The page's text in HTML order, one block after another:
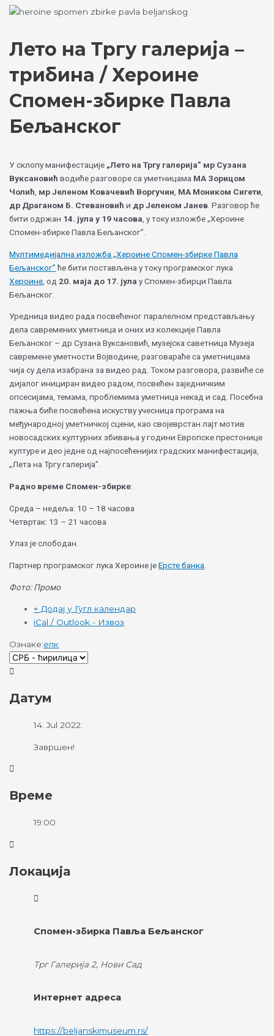
Skip
Лето на Тргу галерија –
трибина / Хероине
Спомен-збирке Павла
Бељанског
У склопу манифестације „Лето на Тргу галерија” мр Сузана
Вуксановић водиће разговоре са уметницама МА Зорицом
Чолић мр Јеленом Ковачевић Воргучин МА Моником Сигети
др Драганом Б. Стевановић и др Јеленом Јанев . Разговор ће
бити одржан 14. јула у 19 часова , у току изложбе „Хероине
Спомен-збирке Павла Бељанског”.
Мултимедијална изложба „Хероине Спомен-збирке Павла
Бељанског”ће бити постављена у току програмског лука
Хероине , од 20. маја до 17. јула у Спомен-збирци Павла
Бељанског.
Уредница видео рада посвећеног паралелном представљању
дела савремених уметница и оних из колекције Павла
Бељанског – др Сузана Вуксановић, музејска саветница Музеја
савремене уметности Војводине, разговараће са уметницама
чија су дела изабрана за видео рад. Током разговора, развиће се
дијалог инициран видео радом, посвећен заједничким
опсесијама, темама, проблемима уметница некад и сад. Посебна
пажња биће посвећена искуству учесница програма на
међународној уметничкој сцени, као својеврстан лајт мотив
новосадских културних збивања у години Европске престонице
културе и део једне од најпосећенијих градских манифестација,
„Лета на Тргу галерија”.
Радно време Спомен-збирке:
Среда – недеља: 10 – 18 часова
Четвртак: 13 – 21 часова
Улаз је слободан.
Партнер програмског лука Хероине јеЕрсте банка
Фото: Промо
+ Додај у Гугл календар
iCal / Outlook - Извоз
Ознаке:епк
Choose
Датум
14. Jul 2022.
Завршен!
Време
19:00
Локација
Спомен-збирка Павља Бељанског
Трг Галерија 2, Нови Сад
Интернет адреса
https://beljanskimuseum.rs/